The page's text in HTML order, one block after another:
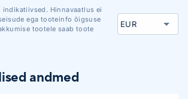
indikatiivsed. Hinnavaatlus ei
ega tooteinfo õigsuse
tootele saab toote
andmed